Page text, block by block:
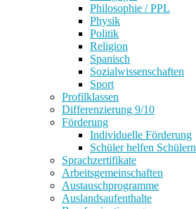
Philosophie / PPL
Physik
Politik
Religion
Spanisch
Sozialwissenschaften
Sport
Profilklassen
Differenzierung 9/10
Förderung
Individuelle Förderung
Schüler helfen Schülern
Sprachzertifikate
Arbeitsgemeinschaften
Austauschprogramme
Auslandsaufenthalte